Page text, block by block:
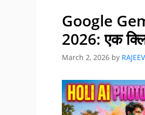
Google
2026: एक
March 2, 2026 by RAJEEV